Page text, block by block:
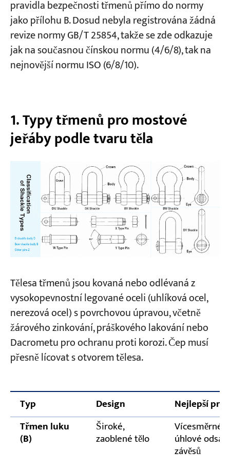
Pravidlo 9 – Snížení výkonu v důsledku
teploty
Pravidlo 10 – Chemická expozice
Pravidlo 11 – Pravidelná kontrola (maximálně
pro jeřáby):
pravidla bezpečnosti třmenů přímo do normy
jako přílohu B. Dosud nebyla registrována žádná
revize normy GB/T 25854, takže se zde odkazuje
jak na současnou čínskou normu (4/6/8), tak na
nejnovější normu ISO (6/8/10).
1. Typy třmenů pro mostové
jeřáby podle tvaru těla
Tělesa třmenů jsou kovaná nebo odlévaná z
vysokopevnostní legované oceli (uhlíková ocel,
nerezová ocel) s povrchovou úpravou, včetně
žárového zinkování, práškového lakování nebo
Dacrometu pro ochranu proti korozi. Čep musí
přesně lícovat s otvorem tělesa.
Typ Design
Nejlepší pro
Třmen luku
(B)
Široké,
zaoblené tělo
Vícesměrné
úhlové
závěsů